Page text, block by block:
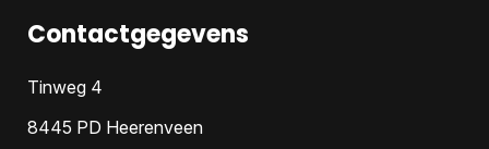
Contactgegevens
Tinweg 4
8445 PD Heerenveen